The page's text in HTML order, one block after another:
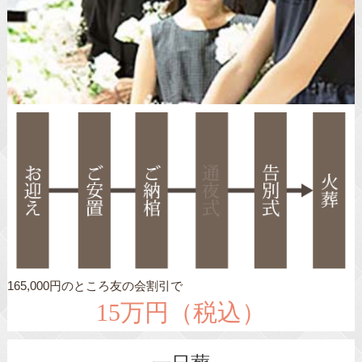
165,000円のところ友の会割引で
15万円（税込）